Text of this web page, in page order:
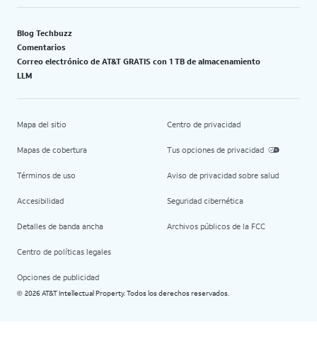
Blog Techbuzz
Comentarios
Correo electrónico de AT&T GRATIS con 1 TB de almacenamiento
LLM
Mapa del sitio
Mapas de cobertura
Términos de uso
Accesibilidad
Detalles de banda ancha
Centro de políticas legales
Opciones de publicidad
Centro de privacidad
Tus opciones de privacidad
Aviso de privacidad sobre salud
Seguridad cibernética
Archivos públicos de la FCC
© 2026 AT&T Intellectual Property. Todos los derechos reservados.